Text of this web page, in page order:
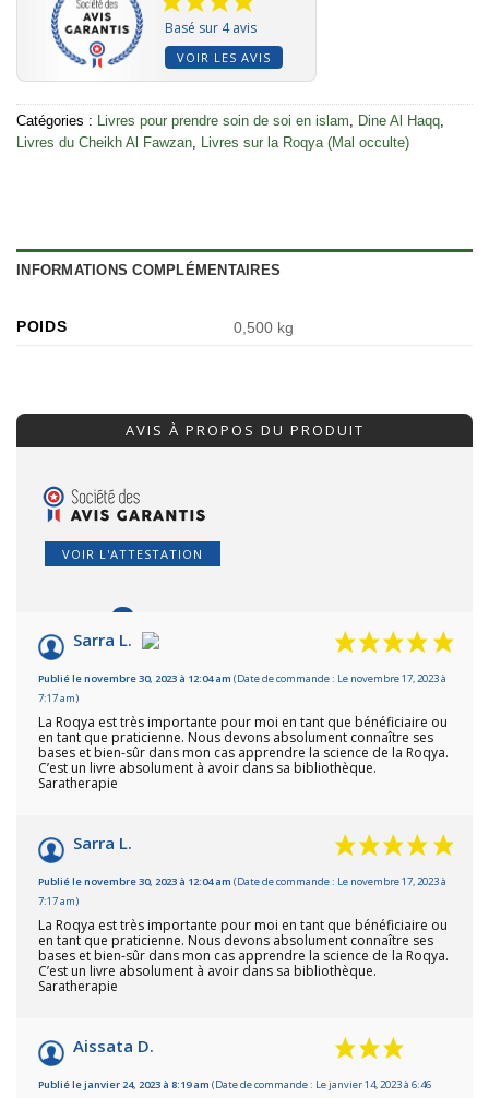
Basé sur 4 avis
VOIR LES AVIS
Catégories : Livres pour prendre soin de soi en islam Dine Al Haqq
Livres du Cheikh Al Fawzan Livres sur la Roqya (Mal occulte)
INFORMATIONS COMPLÉMENTAIRES
POIDS 0,500 kg
AVIS À PROPOS DU PRODUIT
VOIR L'ATTESTATION
8 /10
Basé sur 4 avis
Sarra L.
Publié le novembre 30, 2023 à 12:04 am (Date de commande : Le novembre 17, 2023 à
7:17 am)
La Roqya est très importante pour moi en tant que bénéficiaire ou
en tant que praticienne. Nous devons absolument connaître ses
bases et bien-sûr dans mon cas apprendre la science de la Roqya.
C’est un livre absolument à avoir dans sa bibliothèque.
Saratherapie
Sarra L.
Publié le novembre 30, 2023 à 12:04 am (Date de commande : Le novembre 17, 2023 à
7:17 am)
La Roqya est très importante pour moi en tant que bénéficiaire ou
en tant que praticienne. Nous devons absolument connaître ses
bases et bien-sûr dans mon cas apprendre la science de la Roqya.
C’est un livre absolument à avoir dans sa bibliothèque.
Saratherapie
Aissata D.
Publié le janvier 24, 2023 à 8:19 am (Date de commande : Le janvier 14, 2023 à 6:46